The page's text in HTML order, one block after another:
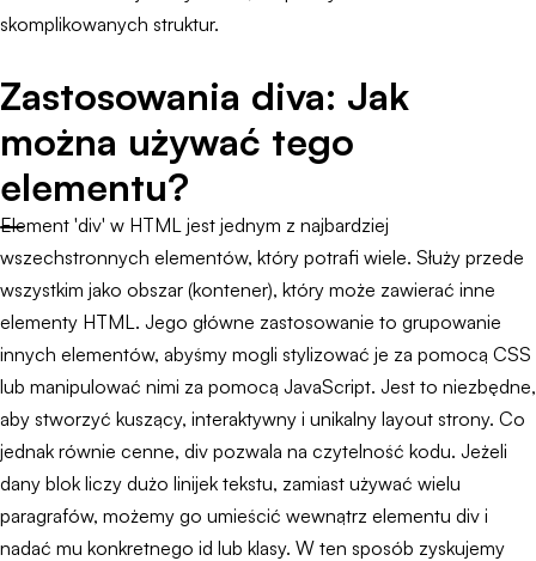
skomplikowanych struktur.
Zastosowania diva: Jak
można używać tego
elementu?
Element 'div' w HTML jest jednym z najbardziej
wszechstronnych elementów, który potrafi wiele. Służy przede
wszystkim jako obszar (kontener), który może zawierać inne
elementy HTML. Jego główne zastosowanie to grupowanie
innych elementów, abyśmy mogli stylizować je za pomocą CSS
lub manipulować nimi za pomocą JavaScript. Jest to niezbędne,
aby stworzyć kuszący, interaktywny i unikalny layout strony. Co
jednak równie cenne, div pozwala na czytelność kodu. Jeżeli
dany blok liczy dużo linijek tekstu, zamiast używać wielu
paragrafów, możemy go umieścić wewnątrz elementu div i
nadać mu konkretnego id lub klasy. W ten sposób zyskujemy